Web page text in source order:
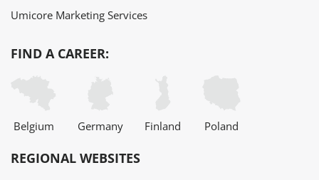
Umicore Marketing Services
FIND A CAREER:
Belgium Germany Finland Poland
REGIONAL WEBSITES